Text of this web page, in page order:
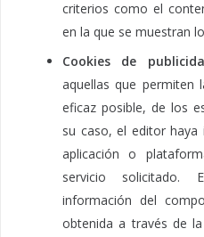
criterios como el
en la que se muestran
Cookies de
aquellas que permiten
eficaz posible, de los
su caso, el editor haya
aplicación o
servicio solicitado.
información del
obtenida a través de